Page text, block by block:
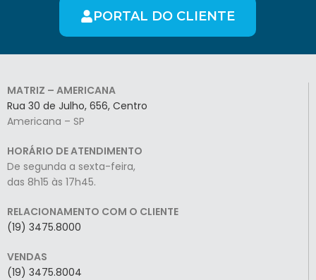
PORTAL DO CLIENTE
MATRIZ – AMERICANA
Rua 30 de Julho, 656, Centro
Americana – SP
HORÁRIO DE ATENDIMENTO
De segunda a sexta-feira,
das 8h15 às 17h45.
RELACIONAMENTO COM O CLIENTE
(19) 3475.8000
VENDAS
(19) 3475.8004